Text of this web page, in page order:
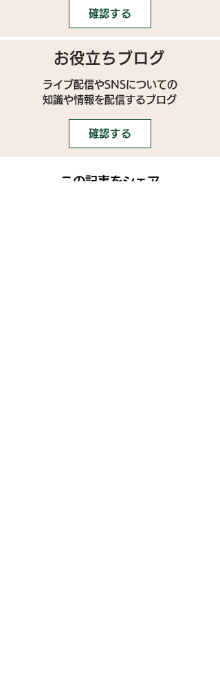
確認する
お役立ちブログ
ライブ配信やSNSについての
​知識や情報を配信するブログ
確認する
この記事をシェア